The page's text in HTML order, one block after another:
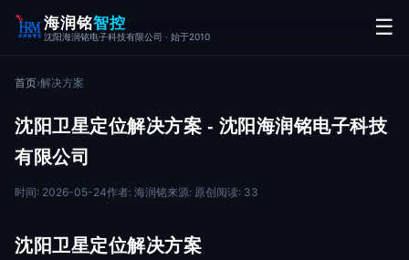
海润铭智控
沈阳海润铭电子科技有限公司 · 始于2010 ☰
首页›解决方案
沈阳卫星定位解决方案 - 沈阳海润铭电子科技
有限公司
时间: 2026-05-24作者: 海润铭来源: 原创阅读: 33
沈阳卫星定位解决方案